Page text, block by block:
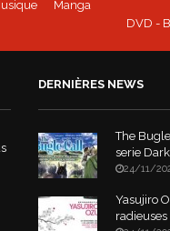
Manga
DVD -
DERNIÈRES NEWS
The
serie
24/11/
Yasujiro
radieuses